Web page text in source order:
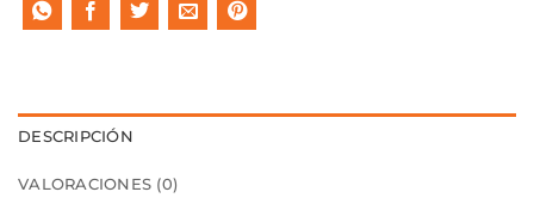
DESCRIPCIÓN
VALORACIONES (0)